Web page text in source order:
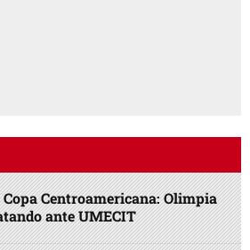
Copa Centroamericana: Olimpia
ante UMECIT